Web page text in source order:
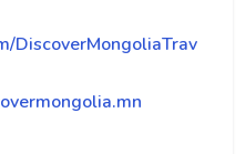
DiscoverMongoliaTrav